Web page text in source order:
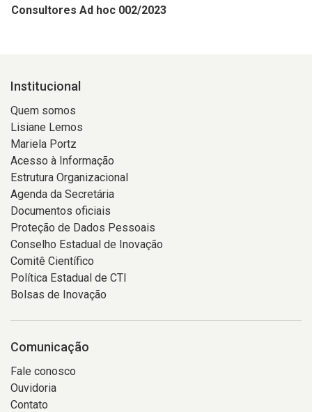
Consultores Ad hoc 002/2023
Institucional
Quem somos
Lisiane Lemos
Mariela Portz
Acesso à Informação
Estrutura Organizacional
Agenda da Secretária
Documentos oficiais
Proteção de Dados Pessoais
Conselho Estadual de Inovação
Comitê Científico
Política Estadual de CTI
Bolsas de Inovação
Comunicação
Fale conosco
Ouvidoria
Contato